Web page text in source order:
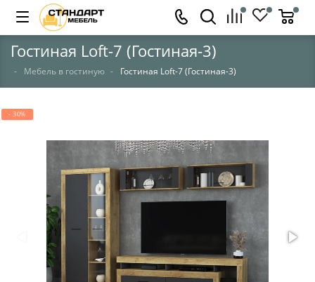
Гостиная Loft-7 (Гостиная-3)
Мебель в гостиную Гостиная Loft-7 (Гостиная-3)
- 30%